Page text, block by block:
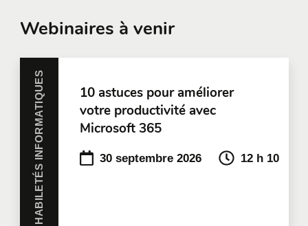
Webinaires à venir
HABILETÉS INFORMATIQUES
10 astuces pour améliorer
votre productivité avec
Microsoft 365
30 septembre 2026 12 h 10